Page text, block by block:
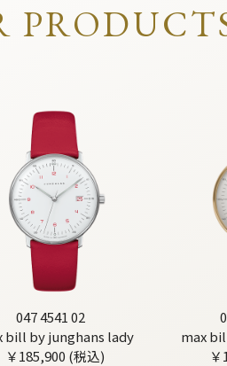
047 4541 02
bill by junghans lady
￥185,900 (税込)
max